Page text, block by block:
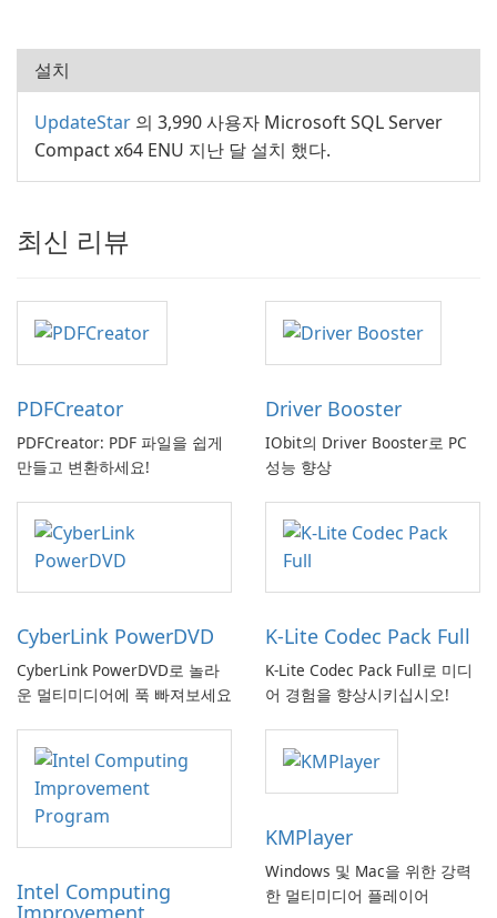
설치
UpdateStar 의 3,990 사용자 Microsoft SQL Server
Compact x64 ENU 지난 달 설치 했다.
최신 리뷰
PDFCreator
PDFCreator: PDF 파일을 쉽게
만들고 변환하세요!
Driver Booster
IObit의 Driver Booster로 PC
성능 향상
CyberLink PowerDVD
CyberLink PowerDVD로 놀라
운 멀티미디어에 푹 빠져보세요
K-Lite Codec Pack Full
K-Lite Codec Pack Full로 미디
어 경험을 향상시키십시오!
Intel Computing
KMPlayer
Windows 및 Mac을 위한 강력
한 멀티미디어 플레이어